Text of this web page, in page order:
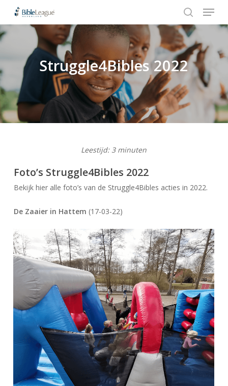
main
Hit enter to search or ESC to close
search
Menu
Struggle4Bibles 2022
Leestijd: 3 minuten
Foto’s Struggle4Bibles 2022
Bekijk hier alle foto’s van de Struggle4Bibles acties in 2022.
De Zaaier in Hattem (17-03-22)
Close
Menu